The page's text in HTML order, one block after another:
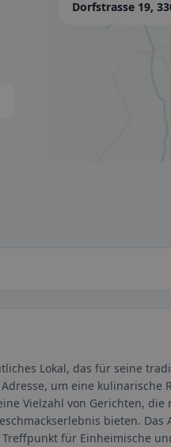
Dorfstrasse 19,
Lokal, das für seine
um eine kulinarische
Vielzahl von Gerichten, die
bieten. Das
für Einheimische